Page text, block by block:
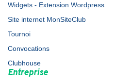
Widgets - Extension Wordpress
Site internet MonSiteClub
Tournoi
Convocations
Clubhouse
Entreprise